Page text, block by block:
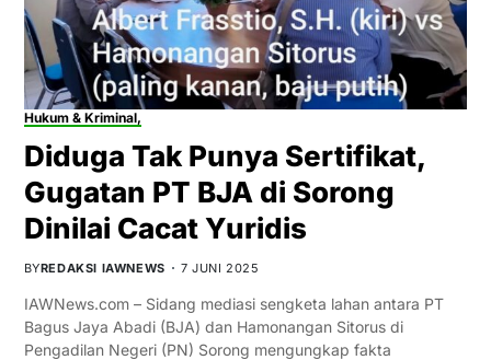
Hukum & Kriminal,
Diduga Tak Punya Sertifikat,
Gugatan PT BJA di Sorong
Dinilai Cacat Yuridis
BYREDAKSI IAWNEWS 7 JUNI 2025
IAWNews.com – Sidang mediasi sengketa lahan antara PT
Bagus Jaya Abadi (BJA) dan Hamonangan Sitorus di
Pengadilan Negeri (PN) Sorong mengungkap fakta